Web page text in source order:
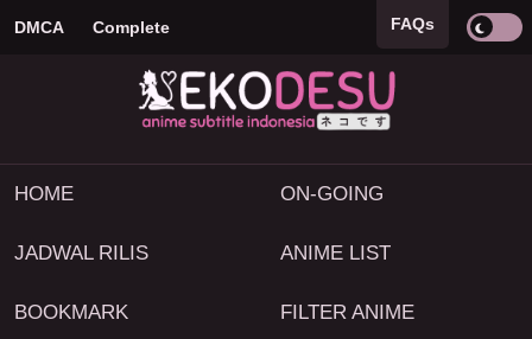
DMCA Complete FAQs
HOME ON-GOING
JADWAL RILIS ANIME LIST
BOOKMARK FILTER ANIME